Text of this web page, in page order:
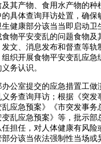
其产物、食用水产物的种
具体查询拜访处置，确保
健康部分该当当即启动卫
物平安变乱的问题食物及
文、消息发布和督查等轨
织开展食物平安变乱应急
务认识。
室提交的应急措置工做
务查询拜访；根据《突发
应急预案》《市突发事务
乱应急预案》等，批示部
担任，对人体健康有风险
分该当依法强制性当场或